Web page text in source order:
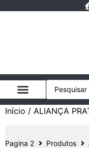
Início / ALIANÇA
Pagina 2 Produtos